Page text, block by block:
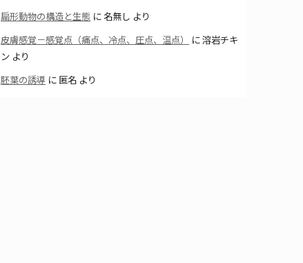
扁形動物の構造と生態 に名無し より
皮膚感覚－感覚点（痛点、冷点、圧点、温点）
に溶岩チキ
ン より
胚葉の誘導 に 匿名 より